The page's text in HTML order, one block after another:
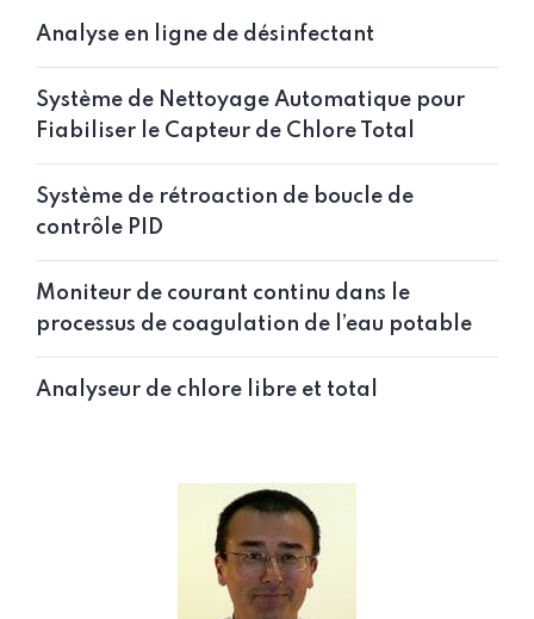
Analyse en ligne de désinfectant
Système de Nettoyage Automatique pour
Fiabiliser le Capteur de Chlore Total
Système de rétroaction de boucle de
contrôle PID
Moniteur de courant continu dans le
processus de coagulation de l’eau potable
Analyseur de chlore libre et total